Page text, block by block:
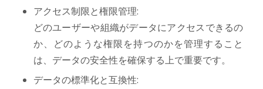
アクセス制限と権限管理:
どのユーザーや組織がデータにアクセスできるの
か、どのような権限を持つのかを管理すること
は、データの安全性を確保する上で重要です。
データの標準化と互換性: